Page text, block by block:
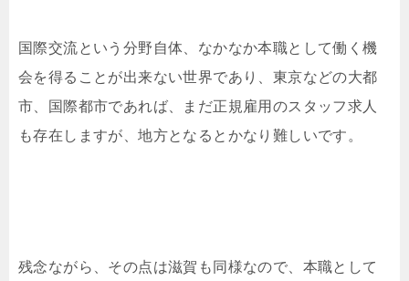
国際交流という分野自体、なかなか本職として働く機
会を得ることが出来ない世界であり、東京などの大都
市、国際都市であれば、まだ正規雇用のスタッフ求人
も存在しますが、地方となるとかなり難しいです。
残念ながら、その点は滋賀も同様なので、本職として